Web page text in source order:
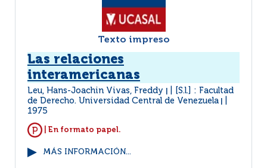
Texto impreso
Las relaciones
interamericanas
Leu, Hans-Joachin Vivas, Freddy
[S.l.] : Facultad
de Derecho. Universidad Central de Venezuela
1975
| En formato papel.
MÁS INFORMACIÓN...